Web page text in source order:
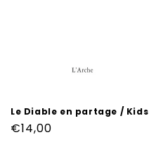
Le Diable en partage / Kids
Prix
€14,00